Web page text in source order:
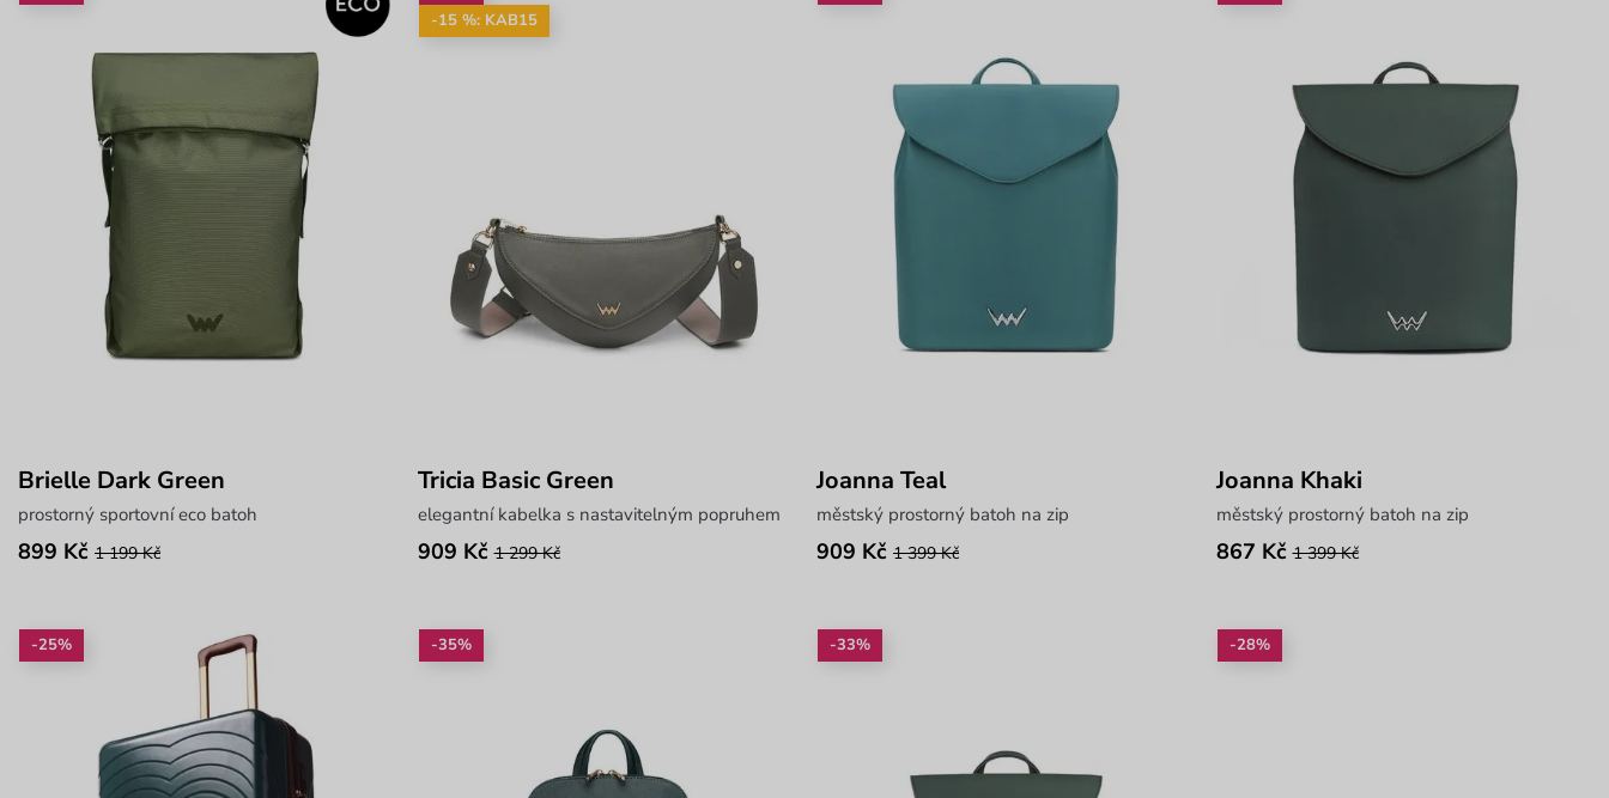
Brielle Dark Green
prostorný sportovní eco batoh
899 Kč 1 199 Kč
-15 %: KAB15
Tricia Basic Green
elegantní kabelka s nastavitelným popruhem
909 Kč 1 299 Kč
Joanna Teal
městský prostorný batoh na zip
909 Kč 1 399 Kč
Joanna Khaki
městský prostorný batoh na zip
867 Kč 1 399 Kč
-25% -35% -33% -28%